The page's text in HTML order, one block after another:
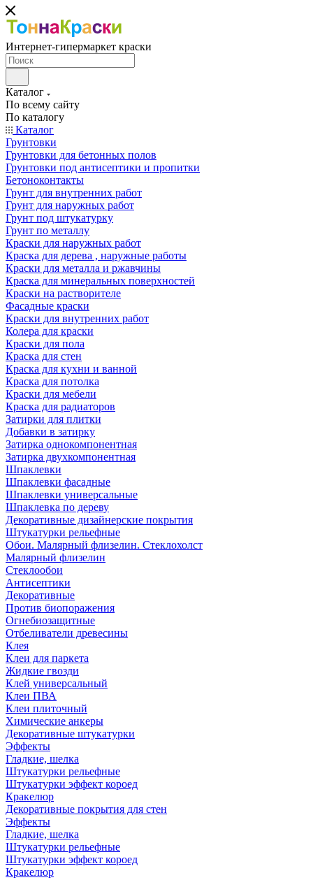
Интернет-гипермаркет краски
Каталог
По всему сайту
По каталогу
Каталог
Грунтовки
Грунтовки для бетонных полов
Грунтовки под антисептики и пропитки
Бетоноконтакты
Грунт для внутренних работ
Грунт для наружных работ
Грунт под штукатурку
Грунт по металлу
Краски для наружных работ
Краска для дерева , наружные работы
Краски для металла и ржавчины
Краска для минеральных поверхностей
Краски на растворителе
Фасадные краски
Краски для внутренних работ
Колера для краски
Краски для пола
Краска для стен
Краска для кухни и ванной
Краска для потолка
Краски для мебели
Краска для радиаторов
Затирки для плитки
Добавки в затирку
Затирка однокомпонентная
Затирка двухкомпонентная
Шпаклевки
Шпаклевки фасадные
Шпаклевки универсальные
Шпаклевка по дереву
Декоративные дизайнерские покрытия
Штукатурки рельефные
Обои. Малярный флизелин. Стеклохолст
Малярный флизелин
Стеклообои
Антисептики
Декоративные
Против биопоражения
Огнебиозащитные
Отбеливатели древесины
Клея
Клеи для паркета
Жидкие гвозди
Клей универсальный
Клеи ПВА
Клеи плиточный
Химические анкеры
Декоративные штукатурки
Эффекты
Гладкие, шелка
Штукатурки рельефные
Штукатурки эффект короед
Кракелюр
Декоративные покрытия для стен
Эффекты
Гладкие, шелка
Штукатурки рельефные
Штукатурки эффект короед
Кракелюр